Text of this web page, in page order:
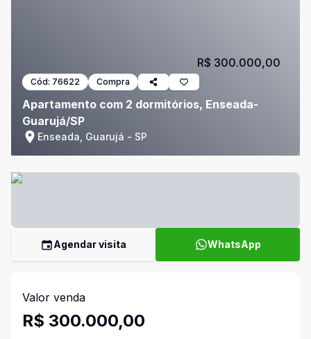
Cód: 76622 Compra
Apartamento com 2 dormitórios, Enseada-
Guarujá/SP
Enseada, Guarujá - SP
R$ 300.000,00
Agendar visita WhatsApp
Valor venda
R$ 300.000,00